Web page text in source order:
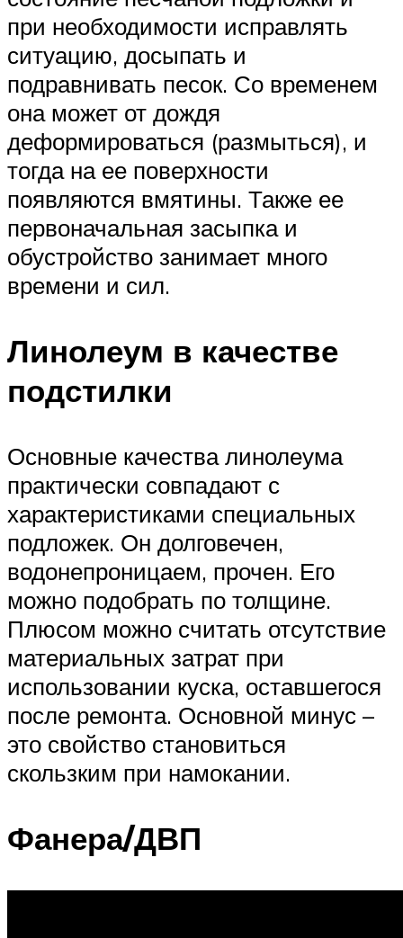
при необходимости исправлять
ситуацию, досыпать и
подравнивать песок. Со временем
она может от дождя
деформироваться (размыться), и
тогда на ее поверхности
появляются вмятины. Также ее
первоначальная засыпка и
обустройство занимает много
времени и сил.
Линолеум в качестве
подстилки
Основные качества линолеума
практически совпадают с
характеристиками специальных
подложек. Он долговечен,
водонепроницаем, прочен. Его
можно подобрать по толщине.
Плюсом можно считать отсутствие
материальных затрат при
использовании куска, оставшегося
после ремонта. Основной минус –
это свойство становиться
скользким при намокании.
Фанера/ДВП